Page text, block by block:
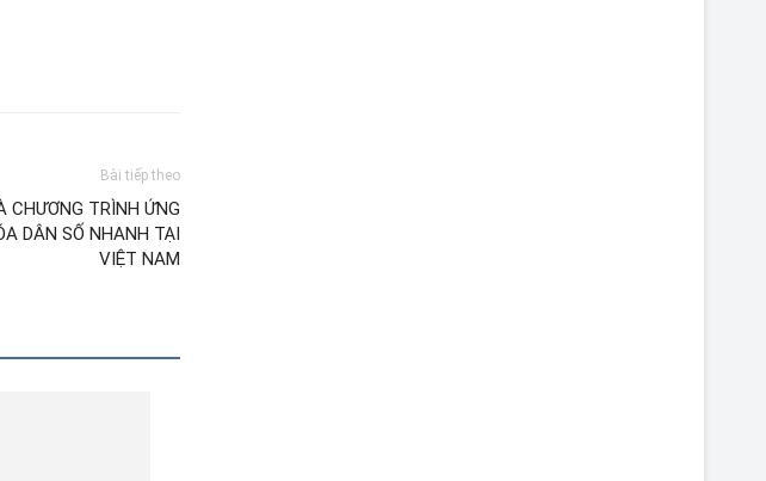
Bài tiếp theo
CHƯƠNG TRÌNH ỨNG
DÂN SỐ NHANH TẠI
VIỆT NAM